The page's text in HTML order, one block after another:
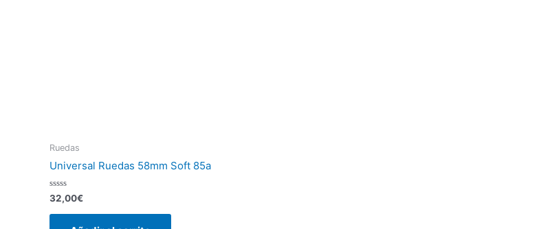
Ruedas
Universal Ruedas 58mm Soft 85a
Valorado
con
0
32,00€